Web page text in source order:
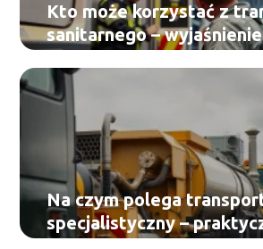
Kto może korzystać z
sanitarnego –
Na czym polega
specjalistyczny –